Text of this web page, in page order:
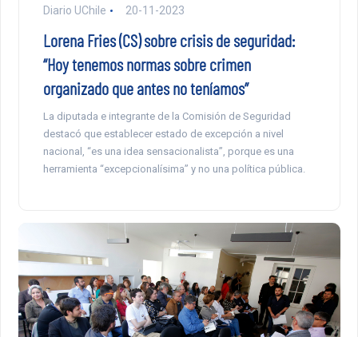
Diario UChile 20-11-2023
Lorena Fries (CS) sobre crisis de seguridad:
“Hoy tenemos normas sobre crimen
organizado que antes no teníamos”
La diputada e integrante de la Comisión de Seguridad
destacó que establecer estado de excepción a nivel
nacional, “es una idea sensacionalista”, porque es una
herramienta “excepcionalísima” y no una política pública.